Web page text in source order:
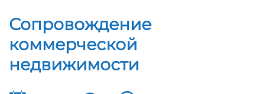
Сопровождение
коммерческой
недвижимости